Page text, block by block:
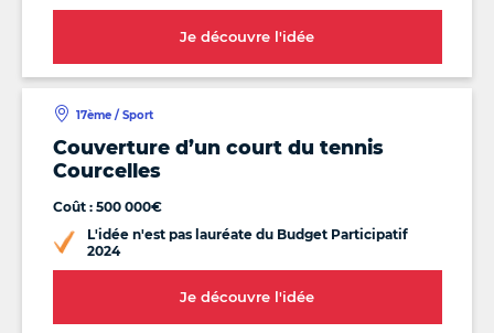
Je découvre l'idée
Couverture d’un court du tennis
Courcelles
17ème / Sport
Coût : 500 000€
L'idée n'est pas lauréate du Budget Participatif
2024
Je découvre l'idée